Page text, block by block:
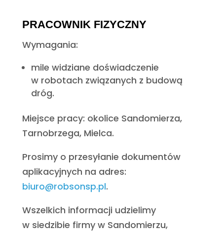
PRACOWNIK FIZYCZNY
Wymagania:
mile widziane doświadczenie
w robotach związanych z budową
dróg.
Miejsce pracy: okolice Sandomierza,
Tarnobrzega, Mielca.
Prosimy o przesyłanie dokumentów
aplikacyjnych na adres:
biuro@robsonsp.pl.
Wszelkich informacji udzielimy
w siedzibie firmy w Sandomierzu,